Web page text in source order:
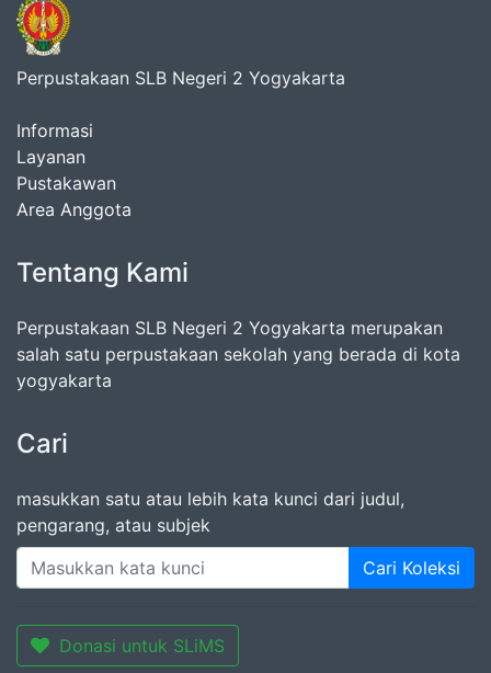
Perpustakaan SLB Negeri 2 Yogyakarta
Informasi
Layanan
Pustakawan
Area Anggota
Tentang Kami
Perpustakaan SLB Negeri 2 Yogyakarta merupakan
salah satu perpustakaan sekolah yang berada di kota
yogyakarta
Cari
masukkan satu atau lebih kata kunci dari judul,
pengarang, atau subjek
Cari Koleksi
Donasi untuk SLiMS